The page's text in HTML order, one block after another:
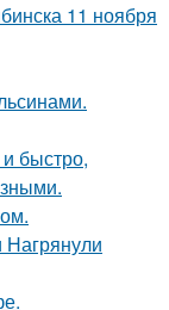
11 ноября
быстро,